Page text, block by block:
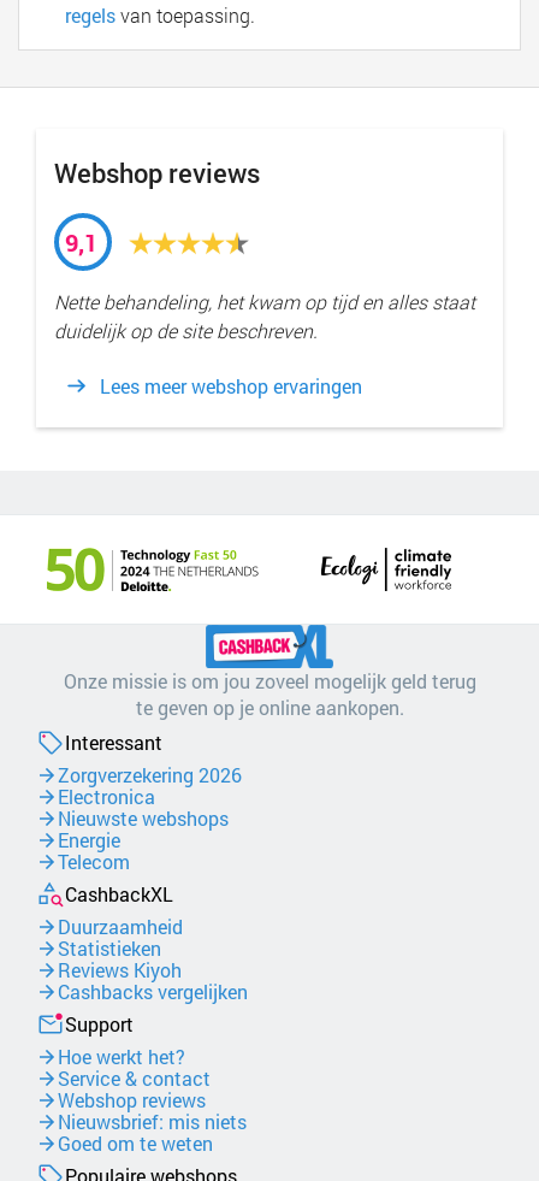
regelsvan toepassing.
Webshop reviews
9,1
Nette behandeling, het kwam op tijd en alles staat
duidelijk op de site beschreven.
Lees meer webshop ervaringen
Onze missie is om jou zoveel mogelijk geld terug
te geven op je online aankopen.
Interessant
Zorgverzekering 2026
Electronica
Nieuwste webshops
Energie
Telecom
CashbackXL
Duurzaamheid
Statistieken
Reviews Kiyoh
Cashbacks vergelijken
Support
Hoe werkt het?
Service & contact
Webshop reviews
Nieuwsbrief: mis niets
Goed om te weten
Populaire webshops